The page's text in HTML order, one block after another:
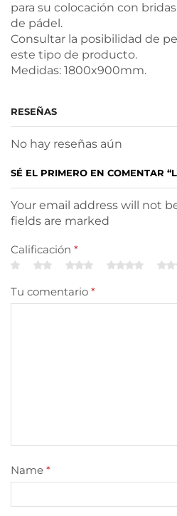
para su colocación con
de pádel.
Consultar la posibilidad de
este tipo de producto.
Medidas: 1800x900mm.
RESEÑAS
No hay reseñas aún
SÉ EL PRIMERO EN COMENTAR
Your email address will not
fields are marked
Calificación *
Tu comentario *
Name *